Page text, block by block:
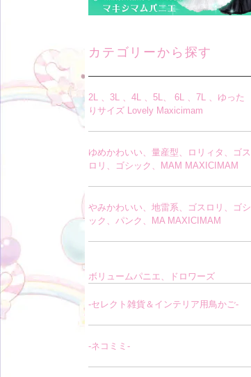
カテゴリーから探す
2L 、3L 、4L 、5L、 6L 、7L 、ゆった
りサイズ Lovely Maxicimam
ゆめかわいい、量産型、ロリィタ、ゴス
ロリ、ゴシック、MAM MAXICIMAM
やみかわいい、地雷系、ゴスロリ、ゴシ
ック、パンク、MA MAXICIMAM
ボリュームパニエ、ドロワーズ
-セレクト雑貨＆インテリア用鳥かご-
-ネコミミ-